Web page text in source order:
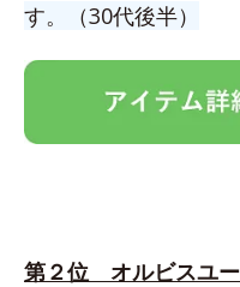
す。（30代後半）
第２位 オルビスユ